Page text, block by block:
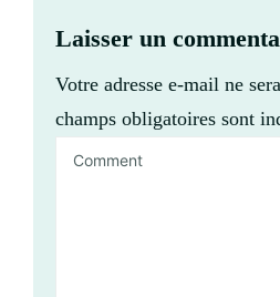
Laisser un
Votre adresse e-mail ne
champs obligatoires sont